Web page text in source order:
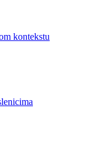
kontekstu